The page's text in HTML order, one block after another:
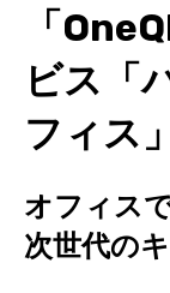
「
ビス「
フィス
オフィス
次世代の